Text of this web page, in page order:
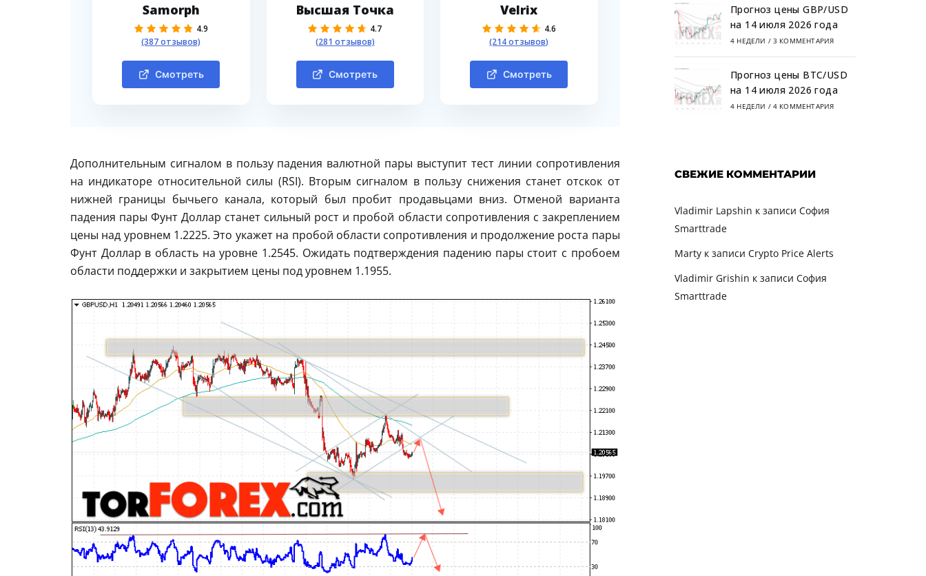
Samorph
4.9
(387 отзывов)
Смотреть
Высшая Точка
4.7
(281 отзывов)
Смотреть
Velrix
4.6
(214 отзывов)
Смотреть
Дополнительным сигналом в пользу падения валютной пары выступит тест линии сопротивления
на индикаторе относительной силы (RSI). Вторым сигналом в пользу снижения станет отскок от
нижней границы бычьего канала, который был пробит продавьцами вниз. Отменой варианта
падения пары Фунт Доллар станет сильный рост и пробой области сопротивления с закреплением
цены над уровнем 1.2225. Это укажет на пробой области сопротивления и продолжение роста пары
Фунт Доллар в область на уровне 1.2545. Ожидать подтверждения падению пары стоит с пробоем
области поддержки и закрытием цены под уровнем 1.1955.
Прогноз цены GBP/USD
на 14 июля 2026 года
4 НЕДЕЛИ / 3 КОММЕНТАРИЯ
Прогноз цены BTC/USD
на 14 июля 2026 года
4 НЕДЕЛИ / 4 КОММЕНТАРИЯ
СВЕЖИЕ КОММЕНТАРИИ
Vladimir Lapshin к записи София
Smarttrade
Martyк записи Crypto Price Alerts
Vladimir Grishin к записи София
Smarttrade